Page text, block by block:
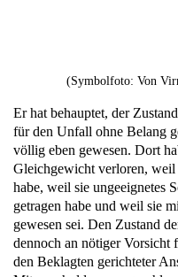
(Symbolfoto: Von
Er hat behauptet, der
für den Unfall ohne Belang
völlig eben gewesen. Dort
Gleichgewicht verloren,
habe, weil sie ungeeignetes
getragen habe und weil sie
gewesen sei. Den Zustand
dennoch an nötiger Vorsicht
den Beklagten gerichteter